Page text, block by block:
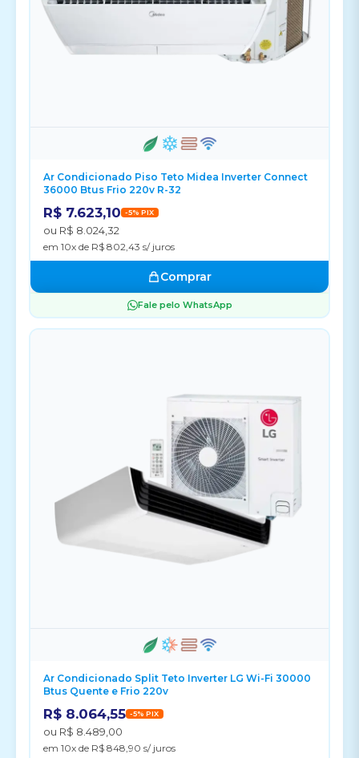
Ar Condicionado Piso Teto Midea Inverter Connect
36000 Btus Frio 220v R-32
R$ 7.623,10 -5% PIX
ou R$ 8.024,32
em 10x de R$ 802,43 s/ juros
Comprar
Fale pelo WhatsApp
Ar Condicionado Split Teto Inverter LG Wi-Fi 30000
Btus Quente e Frio 220v
R$ 8.064,55 -5% PIX
ou R$ 8.489,00
em 10x de R$ 848,90 s/ juros